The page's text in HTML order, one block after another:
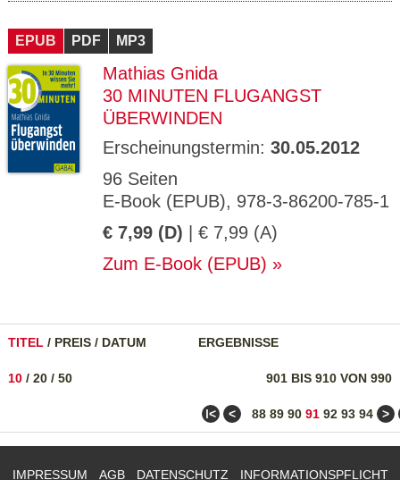
EPUB PDF MP3
Mathias Gnida
30 MINUTEN FLUGANGST
ÜBERWINDEN
Erscheinungstermin: 30.05.2012
96 Seiten
E-Book (EPUB), 978-3-86200-785-1
€ 7,99 (D) | € 7,99 (A)
Zum E-Book (EPUB)
TITEL / PREIS / DATUM ERGEBNISSE
901 BIS 910 VON 990
10 / 20 / 50
ǀ< < 88 89 90 91 92 93 94 >
IMPRESSUM AGB DATENSCHUTZ INFORMATIONSPFLICHT